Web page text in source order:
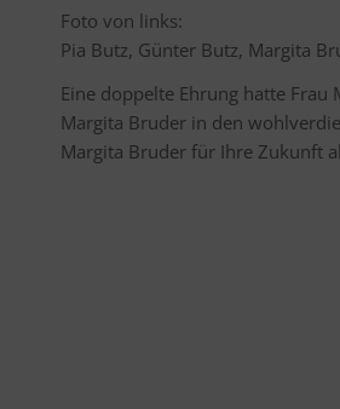
Foto von links:
Pia Butz, Günter Butz, Margita
Eine doppelte Ehrung hatte Frau
Margita Bruder in den
Margita Bruder für Ihre Zukunft